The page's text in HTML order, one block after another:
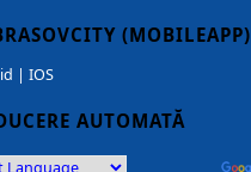
(MOBILEAPP)
| IOS
AUTOMATĂ